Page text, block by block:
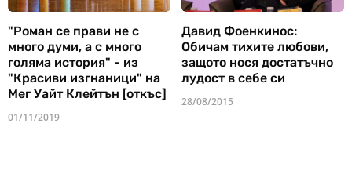
"Роман се прави не с
много думи, а с много
голяма история" - из
"Красиви изгнаници" на
Мег Уайт Клейтън [откъс]
01/11/2019
Давид Фоенкинос:
Обичам тихите любови,
защото нося достатъчно
лудост в себе си
28/08/2015